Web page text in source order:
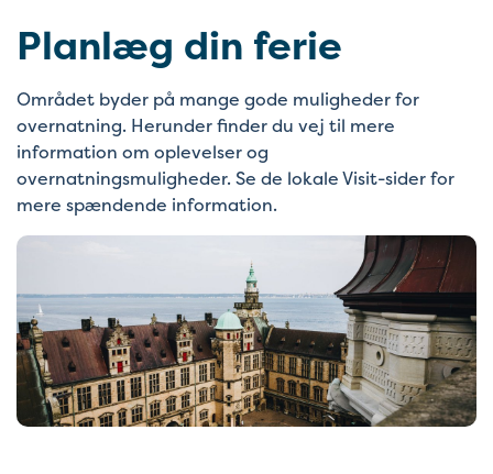
Planlæg din ferie
Området byder på mange gode muligheder for
overnatning. Herunder finder du vej til mere
information om oplevelser og
overnatningsmuligheder. Se de lokale Visit-sider for
mere spændende information.